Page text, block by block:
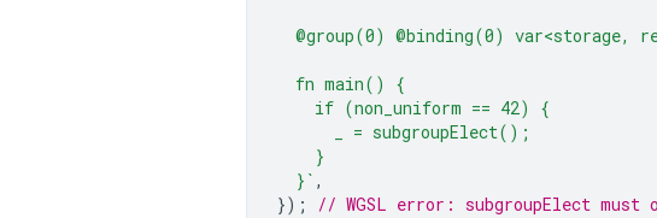
@group(0) @binding(0) var<storage,
  fn main() {
    if (non_uniform == 42) {
      _ = subgroupElect();
    }
  }`
,
});
// WGSL error: subgroupElect